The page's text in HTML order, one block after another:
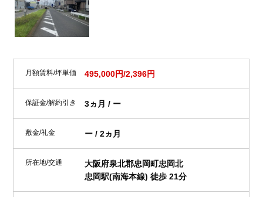
月額賃料/坪単価 495,000円/2,396円
保証金/解約引き 3ヵ月 / ー
敷金/礼金 ー / 2ヵ月
所在地/交通
大阪府泉北郡忠岡町忠岡北
忠岡駅(南海本線) 徒歩 21分